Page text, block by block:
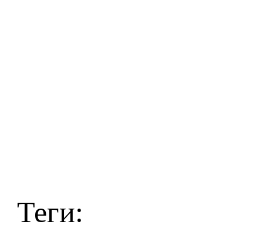
Теги: